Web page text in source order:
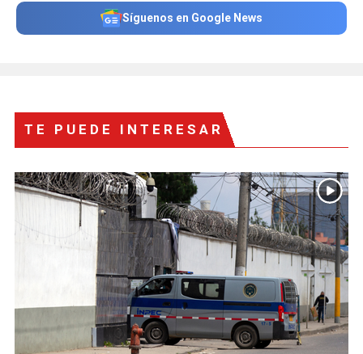
Síguenos en Google News
TE PUEDE INTERESAR